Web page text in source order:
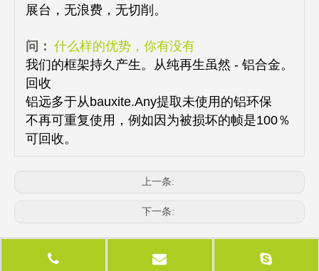
展台，无浪费，无切削。
问： 什么样的优势，你有没有
我们的框架持久产生。从纯再生虽然 - 铝合金。
回收
铝远多于从bauxite.Any提取未使用的铝环保
不再可重复使用，例如因为被损坏的帧是100％
可回收。
上一条:
下一条: